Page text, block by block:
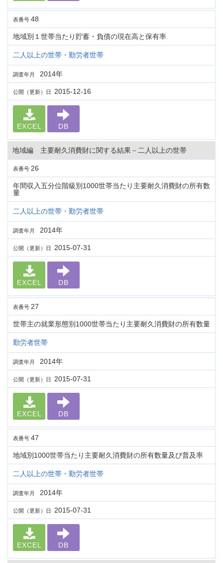
表番号 48
地域別１世帯当たり貯蓄・負債の現在高と保有率
二人以上の世帯・勤労者世帯
調査年月 2014年
公開（更新）日 2015-12-16
EXCEL DB
地域編 主要耐久消費財に関する結果－二人以上の世帯
表番号 26
年間収入五分位階級別1000世帯当たり主要耐久消費財の所有数
量
二人以上の世帯・勤労者世帯
調査年月 2014年
公開（更新）日 2015-07-31
EXCEL DB
表番号 27
世帯主の就業形態別1000世帯当たり主要耐久消費財の所有数量
勤労者世帯
調査年月 2014年
公開（更新）日 2015-07-31
EXCEL DB
表番号 47
地域別1000世帯当たり主要耐久消費財の所有数量及び普及率
二人以上の世帯・勤労者世帯
調査年月 2014年
公開（更新）日 2015-07-31
EXCEL DB